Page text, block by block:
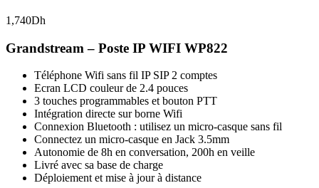
1,740Dh
Grandstream – Poste IP WIFI WP822
Téléphone Wifi sans fil IP SIP 2 comptes
Ecran LCD couleur de 2.4 pouces
3 touches programmables et bouton PTT
Intégration directe sur borne Wifi
Connexion Bluetooth : utilisez un micro-casque sans fil
Connectez un micro-casque en Jack 3.5mm
Autonomie de 8h en conversation, 200h en veille
Livré avec sa base de charge
Déploiement et mise à jour à distance